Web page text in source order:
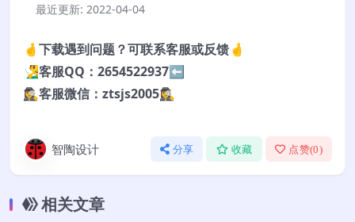
最近更新: 2022-04-04
🤞下载遇到问题？可联系客服或反馈🤞
🧏‍♂️客服QQ：2654522937⬅️
🕵️‍♀️客服微信：ztsjs2005🕵️‍♀️
智陶设计 分享 收藏 点赞(0)
相关文章